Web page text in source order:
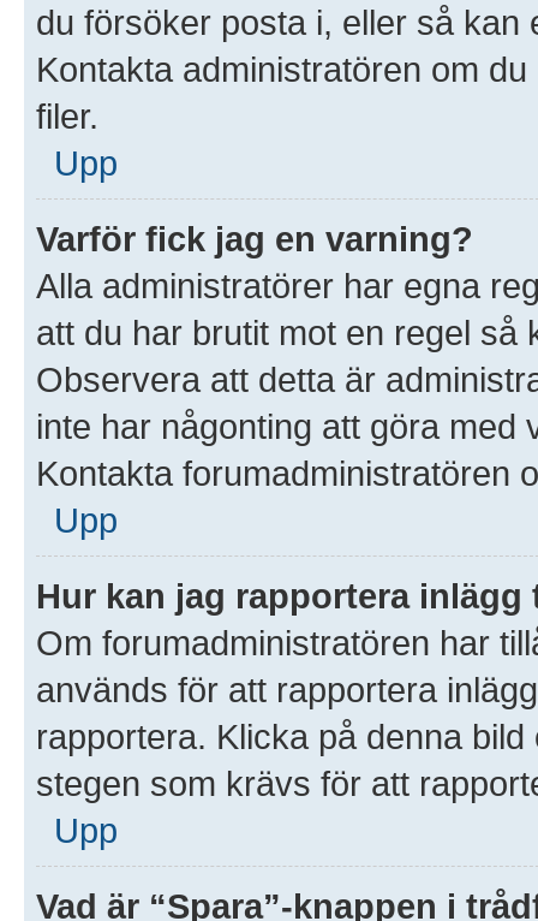
du försöker posta i, eller så kan
Kontakta administratören om
filer.
Upp
Varför fick jag en varning?
Alla administratörer har egna
att du har brutit mot en regel så
Observera att detta är
inte har någonting att göra med
Kontakta forumadministratören
Upp
Hur kan jag rapportera
Om forumadministratören har
används för att rapportera
rapportera. Klicka på denna
stegen som krävs för att
Upp
Vad är “Spara”-knappen i